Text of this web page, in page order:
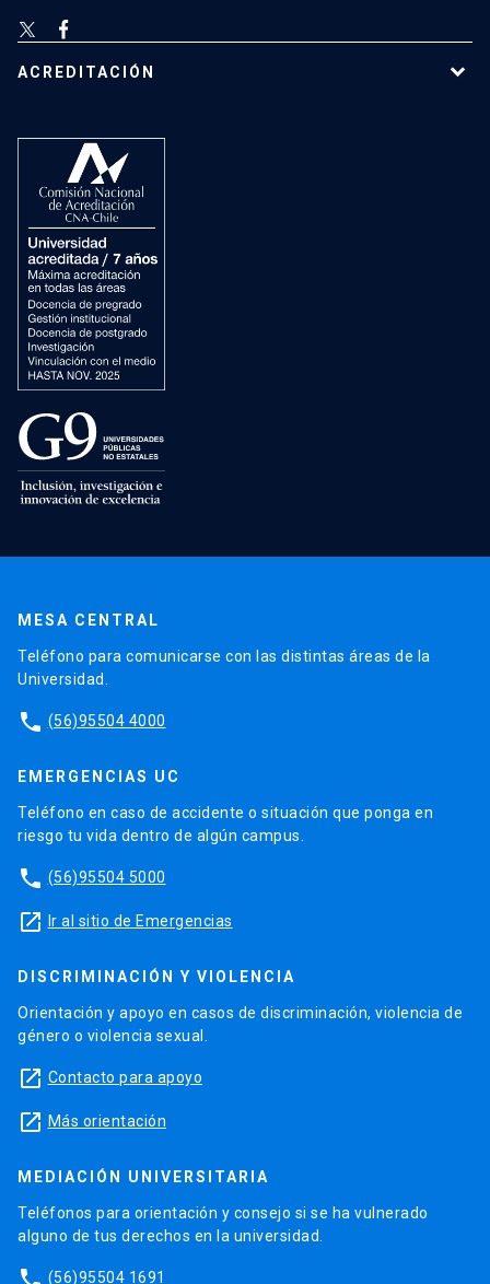
ACREDITACIÓN
MESA CENTRAL
Teléfono para comunicarse con las distintas áreas de la
Universidad.
phone (56)95504 4000
EMERGENCIAS UC
Teléfono en caso de accidente o situación que ponga en
riesgo tu vida dentro de algún campus.
phone (56)95504 5000
launch Ir al sitio de Emergencias
DISCRIMINACIÓN Y VIOLENCIA
Orientación y apoyo en casos de discriminación, violencia de
género o violencia sexual.
launch Contacto para apoyo
launch Más orientación
MEDIACIÓN UNIVERSITARIA
Teléfonos para orientación y consejo si se ha vulnerado
alguno de tus derechos en la universidad.
(56)95504 1691